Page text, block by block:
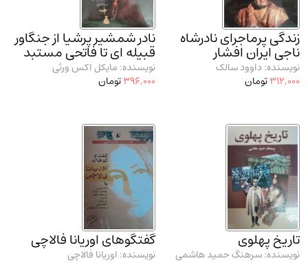
مدرسان شریف و انتشارت ارشد کتاب‌های..(2)
دانشگاه پیامـ نور(10)
زندگی پرماجرای نادرشاه
ناجی ایران افشار
نویسنده: داوود سالک
312,000تومان
نادر شمشیر پرشیا از جنگاور
قبیله ای تا فاتحی مستبد
نویسنده: مایکل اکس ورثی
396,000تومان
تاریخ پهلوی
نویسنده: سرهنگ حمید هاشمی
گفتگوهای اوریانا فالاچی
نویسنده: اوریانا فالاچی